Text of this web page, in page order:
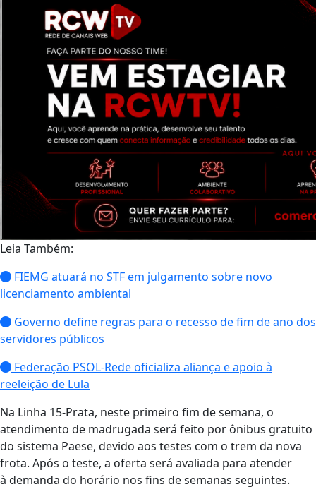
Leia Também:
FIEMG atuará no STF em julgamento sobre novo
licenciamento ambiental
Governo define regras para o recesso de fim de ano dos
servidores públicos
Federação PSOL-Rede oficializa aliança e apoio à
reeleição de Lula
Na Linha 15-Prata, neste primeiro fim de semana, o
atendimento de madrugada será feito por ônibus gratuito
do sistema Paese, devido aos testes com o trem da nova
frota. Após o teste, a oferta será avaliada para atender
à demanda do horário nos fins de semanas seguintes.